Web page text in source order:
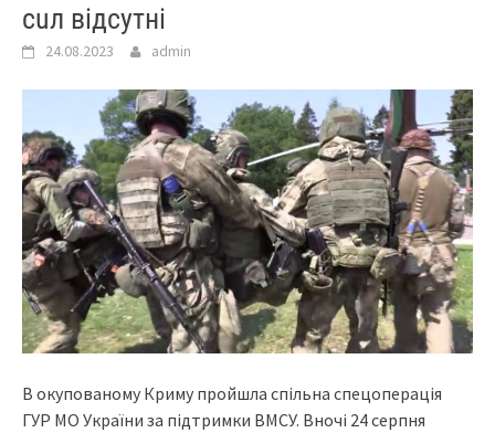
сuл відсутні
24.08.2023 admin
В окупованому Криму пройшла спільна спецоперація
ГУР МО України за підтримки ВМСУ. Вночі 24 серпня